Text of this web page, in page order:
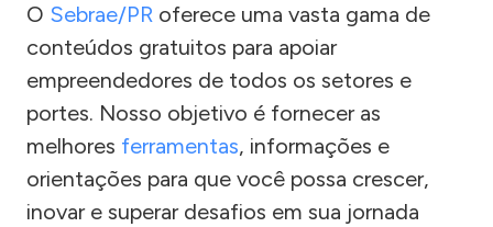
O Sebrae/PR oferece uma vasta gama de
conteúdos gratuitos para apoiar
empreendedores de todos os setores e
portes. Nosso objetivo é fornecer as
melhores ferramentas, informações e
orientações para que você possa crescer,
inovar e superar desafios em sua jornada